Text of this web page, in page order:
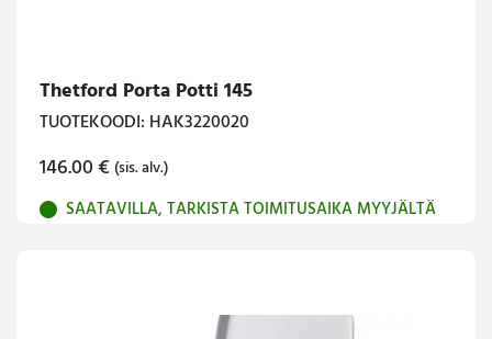
Thetford Porta Potti 145
TUOTEKOODI: HAK3220020
146.00€ (sis. alv.)
SAATAVILLA, TARKISTA TOIMITUSAIKA MYYJÄLTÄ